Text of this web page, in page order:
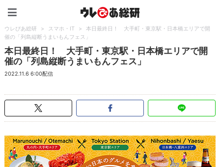
ウレぴあ総研 > スマホ・IT >
本日最終日！ 大手町・東京駅・日本橋エリアで開
催の「列島縦断うまいもんフェス」
本日最終日！ 大手町・東京駅・日本橋エリアで開
催の「列島縦断うまいもんフェス」
2022.11.6 6:00配信